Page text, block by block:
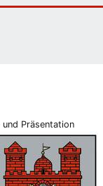
Präsentation